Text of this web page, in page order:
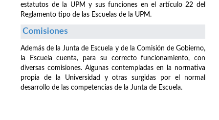
estatutos de la UPM y sus funciones en el artículo 22 del
Reglamento tipo de las Escuelas de la UPM.
Comisiones
Además de la Junta de Escuela y de la Comisión de Gobierno,
la Escuela cuenta, para su correcto funcionamiento, con
diversas comisiones. Algunas contempladas en la normativa
propia de la Universidad y otras surgidas por el normal
desarrollo de las competencias de la Junta de Escuela.